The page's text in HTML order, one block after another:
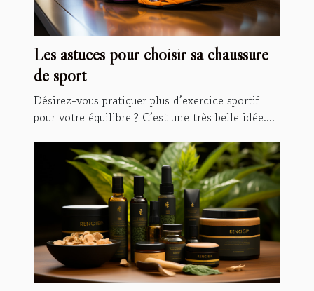
Les astuces pour choisir sa chaussure
de sport
Désirez-vous pratiquer plus d’exercice sportif
pour votre équilibre ? C’est une très belle idée....